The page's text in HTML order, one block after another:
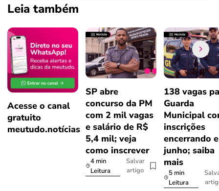
Leia também
Acesse o canal
gratuito
meutudo.notícias
SP abre
concurso da PM
com 2 mil vagas
e salário de R$
5,4 mil; veja
como inscrever
4 min
Leitura
Salvar
artigo
138 vagas
Guarda
Municipal
inscrições
encerrando
junho; saiba
mais
5 min
Leitura